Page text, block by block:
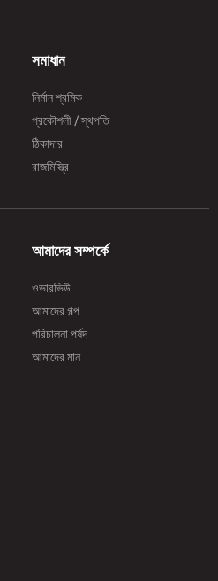
সমাধান
নির্মান শ্রমিক
প্রকৌশলী / স্থপতি
ঠিকাদার
রাজমিস্ত্রি
আমাদের সম্পর্কে
ওভারভিউ
আমাদের গল্প
পরিচালনা পর্ষদ
আমাদের মান